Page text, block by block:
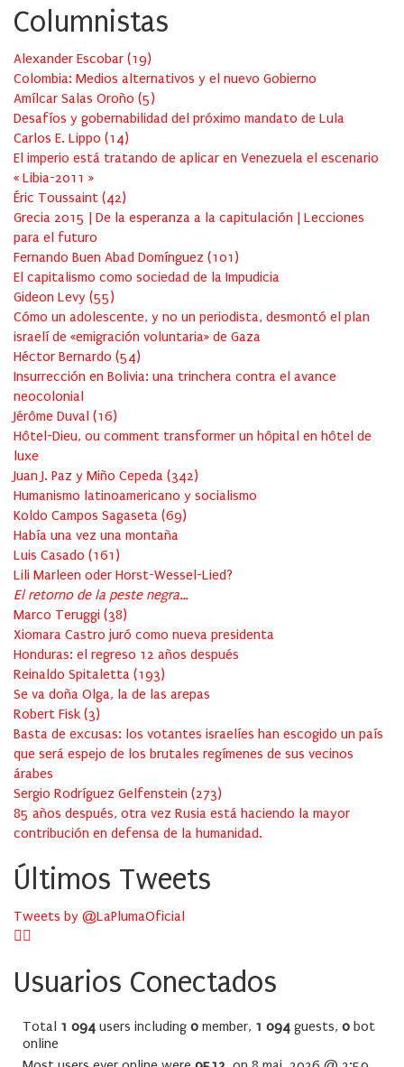
Columnistas
Alexander Escobar (19)
Colombia: Medios alternativos y el nuevo Gobierno
Amílcar Salas Oroño (5)
Desafíos y gobernabilidad del próximo mandato de Lula
Carlos E. Lippo (14)
El imperio está tratando de aplicar en Venezuela el escenario
« Libia-2011 »
Éric Toussaint (42)
Grecia 2015 | De la esperanza a la capitulación | Lecciones
para el futuro
Fernando Buen Abad Domínguez (101 )
El capitalismo como sociedad de la Impudicia
Gideon Levy (55)
Cómo un adolescente, y no un periodista, desmontó el plan
israelí de «emigración voluntaria» de Gaza
Héctor Bernardo (54)
Insurrección en Bolivia: una trinchera contra el avance
neocolonial
Jérôme Duval (16)
Hôtel-Dieu, ou comment transformer un hôpital en hôtel de
luxe
Juan J. Paz y Miño Cepeda (342)
Humanismo latinoamericano y socialismo
Koldo Campos Sagaseta (69)
Había una vez una montaña
Luis Casado (161 )
Lili Marleen oder Horst-Wessel-Lied?
El retorno de la peste negra…
Marco Teruggi (38)
Xiomara Castro juró como nueva presidenta
Honduras: el regreso 12 años después
Reinaldo Spitaletta (193)
Se va doña Olga, la de las arepas
Robert Fisk (3)
Basta de excusas: los votantes israelíes han escogido un país
que será espejo de los brutales regímenes de sus vecinos
árabes
Sergio Rodríguez Gelfenstein (273)
85 años después, otra vez Rusia está haciendo la mayor
contribución en defensa de la humanidad.
Últimos Tweets
Tweets by @LaPlumaOficial
Usuarios Conectados
Total 1 094 users including 0 member, 1 094 guests, 0 bot
online